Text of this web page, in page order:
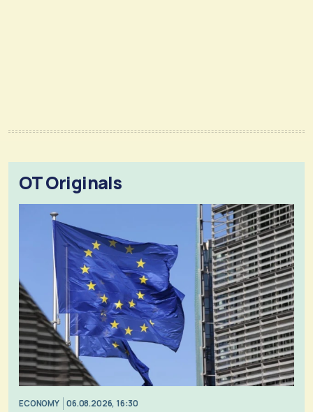
OT Originals
ECONOMY 06.08.2026, 16:30